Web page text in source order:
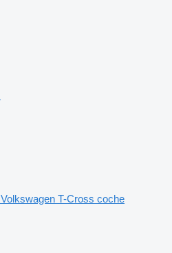
Volkswagen T-Cross coche